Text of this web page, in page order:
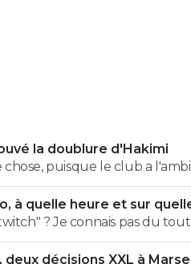
la doublure d'Hakimi
puisque le club a
à quelle heure et sur
? Je connais pas du
deux décisions XXL à